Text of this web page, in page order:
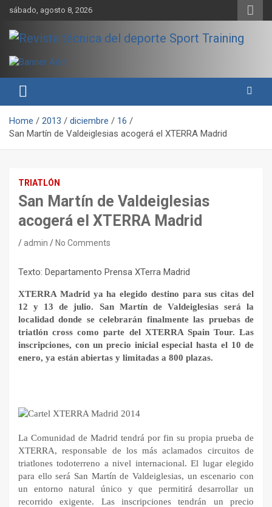
Skip
content
sábado, agosto 8, 2026
Revista técnica del deporte
Sport Training
rendimiento, nutrición y entrenamiento.
Home 2013 diciembre
16
San Martín de Valdeiglesias acogerá el XTERRA Madrid
TRIATLÓN
San Martín de Valdeiglesias
acogerá el XTERRA Madrid
admin No Comments
Texto: Departamento Prensa XTerra Madrid
XTERRA Madrid ya ha elegido destino para sus citas del
12 y 13 de julio. San Martín de Valdeiglesias será la
localidad donde se celebrarán finalmente las pruebas de
triatlón cross como parte del XTERRA Spain Tour. Las
inscripciones, con un precio inicial especial hasta el 10 de
enero, ya están abiertas y limitadas a 800 plazas.
La Comunidad de Madrid tendrá por fin su propia prueba de
XTERRA, responsable de los más aclamados circuitos de
triatlones todoterreno a nivel internacional. El lugar elegido
para ello será San Martín de Valdeiglesias, un escenario con
un entorno natural único y que permitirá desarrollar un
recorrido exigente. Las inscripciones tendrán un precio